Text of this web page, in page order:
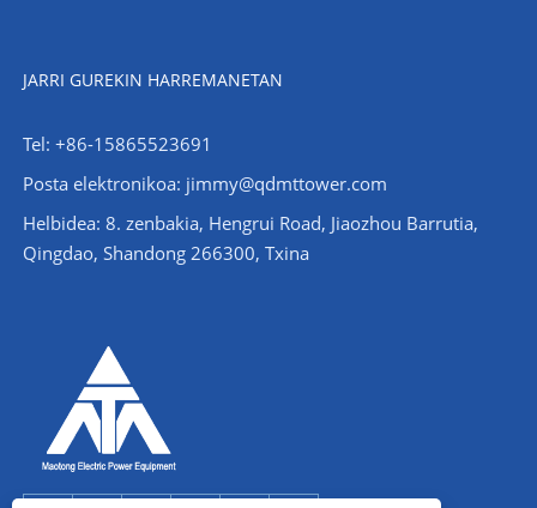
JARRI GUREKIN HARREMANETAN
Tel: +86-15865523691
Posta elektronikoa: jimmy@qdmttower.com
Helbidea: 8. zenbakia, Hengrui Road, Jiaozhou Barrutia,
Qingdao, Shandong 266300, Txina